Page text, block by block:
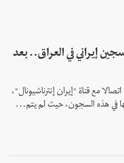
لـ"إيران إنترناشيونال": 400 سجين إيراني في العراق.. بعد
مع قناة "إيران إنترناشيونال"،
في هذه السجون، حيث لم يتم...